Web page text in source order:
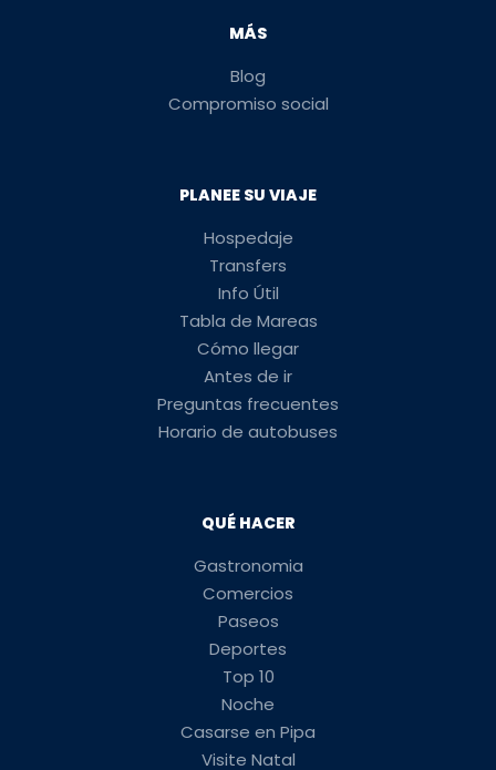
MÁS
Blog
Compromiso social
PLANEE SU VIAJE
Hospedaje
Transfers
Info Útil
Tabla de Mareas
Cómo llegar
Antes de ir
Preguntas frecuentes
Horario de autobuses
QUÉ HACER
Gastronomia
Comercios
Paseos
Deportes
Top 10
Noche
Casarse en Pipa
Visite Natal